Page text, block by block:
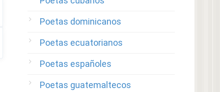
Poetas dominicanos
Poetas ecuatorianos
Poetas españoles
Poetas guatemaltecos